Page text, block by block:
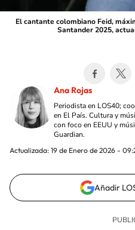
El cantante colombiano Feid,
Santander 2025,
Ana Rojas
Periodista en LOS40;
en El País. Cultura y
con foco en EEUU y
Guardian.
Actualizada: 19 de Enero de 2026 -
Añadir